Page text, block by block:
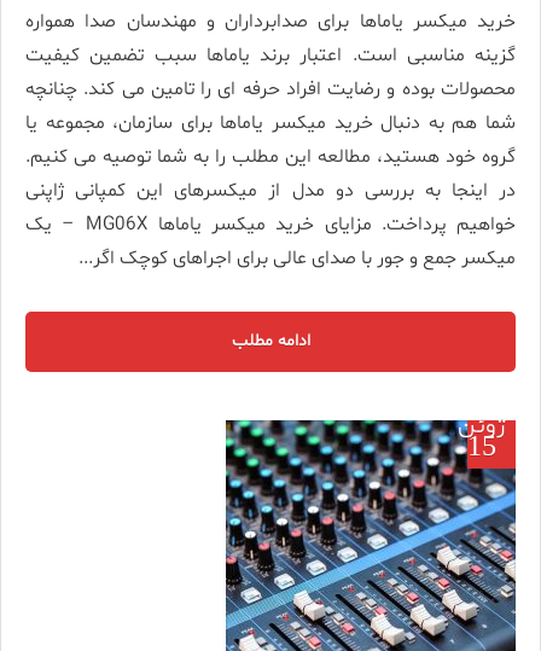
خرید میکسر یاماها برای صدابرداران و مهندسان صدا همواره
گزینه مناسبی است. اعتبار برند یاماها سبب تضمین کیفیت
محصولات بوده و رضایت افراد حرفه ای را تامین می کند. چنانچه
شما هم به دنبال خرید میکسر یاماها برای سازمان، مجموعه یا
گروه خود هستید، مطالعه این مطلب را به شما توصیه می کنیم.
در اینجا به بررسی دو مدل از میکسرهای این کمپانی ژاپنی
خواهیم پرداخت. مزایای خرید میکسر یاماها MG06X – یک
میکسر جمع و جور با صدای عالی برای اجراهای کوچک اگر...
ادامه مطلب
ژوئن
15